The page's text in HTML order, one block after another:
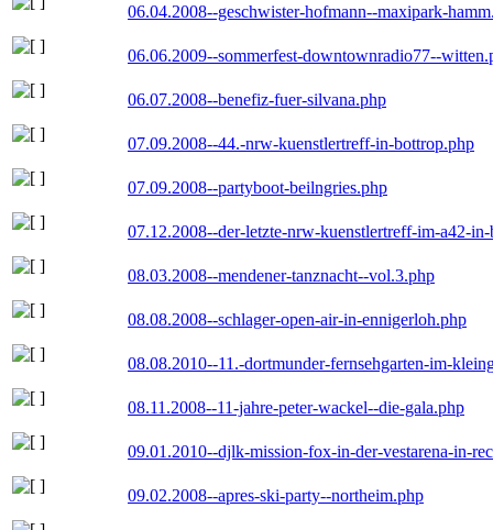
06.04.2008--geschwister-hofmann--maxipark-
06.06.2009--sommerfest-downtownradio77--
06.07.2008--benefiz-fuer-silvana.php
07.09.2008--44.-nrw-kuenstlertreff-in-bottrop.php
07.09.2008--partyboot-beilngries.php
07.12.2008--der-letzte-nrw-kuenstlertreff-im-a42-
08.03.2008--mendener-tanznacht--vol.3.php
08.08.2008--schlager-open-air-in-ennigerloh.php
08.08.2010--11.-dortmunder-fernsehgarten-im-
08.11.2008--11-jahre-peter-wackel--die-gala.php
09.01.2010--djlk-mission-fox-in-der-vestarena-in-
09.02.2008--apres-ski-party--northeim.php